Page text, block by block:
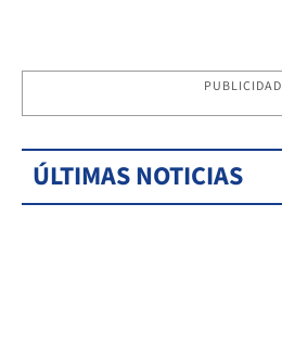
PUBLICIDAD
ÚLTIMAS NOTICIAS